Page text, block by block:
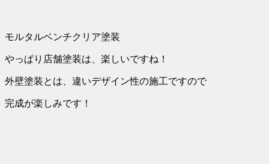
モルタルベンチクリア塗装
やっぱり店舗塗装は、楽しいですね！
外壁塗装とは、違いデザイン性の施工ですので
完成が楽しみです！